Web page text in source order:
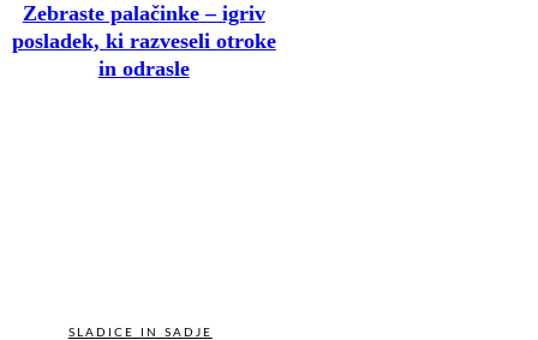
Zebraste palačinke – igriv
posladek, ki razveseli otroke
in odrasle
SLADICE IN SADJE